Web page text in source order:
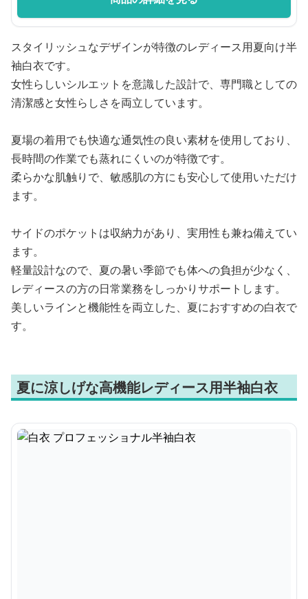
スタイリッシュなデザインが特徴のレディース用夏向け半
袖白衣です。
女性らしいシルエットを意識した設計で、専門職としての
清潔感と女性らしさを両立しています。
夏場の着用でも快適な通気性の良い素材を使用しており、
長時間の作業でも蒸れにくいのが特徴です。
柔らかな肌触りで、敏感肌の方にも安心して使用いただけ
ます。
サイドのポケットは収納力があり、実用性も兼ね備えてい
ます。
軽量設計なので、夏の暑い季節でも体への負担が少なく、
レディースの方の日常業務をしっかりサポートします。
美しいラインと機能性を両立した、夏におすすめの白衣で
す。
夏に涼しげな高機能レディース用半袖白衣